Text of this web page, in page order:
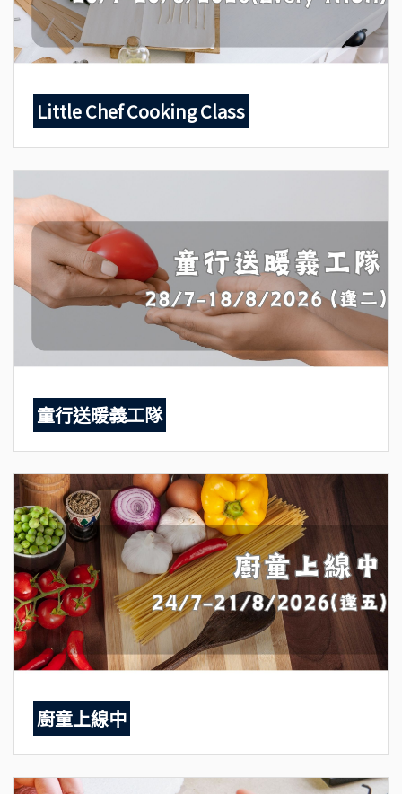
Little Chef Cooking Class
童行送暖義工隊
廚童上線中